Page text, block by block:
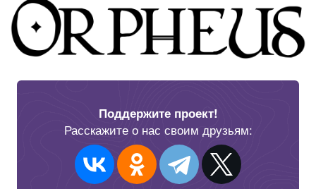
Поддержите проект!
Расскажите о нас своим друзьям: